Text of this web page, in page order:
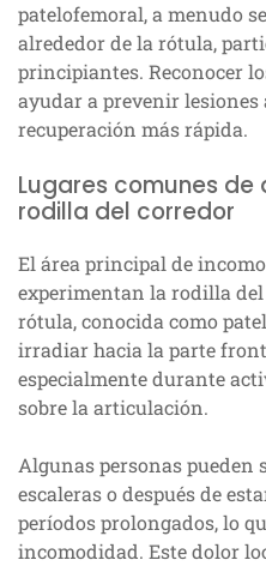
patelofemoral, a menudo
alrededor de la rótula,
principiantes. Reconocer
ayudar a prevenir
recuperación más rápida.
Lugares comunes
rodilla del corredor
El área principal de
experimentan la rodilla
rótula, conocida como
irradiar hacia la parte
especialmente durante
sobre la articulación.
Algunas personas
escaleras o después de
períodos prolongados, lo
incomodidad. Este dolor